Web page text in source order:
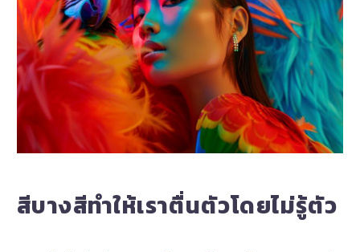
สีบางสีทำให้เราตื่นตัวโดยไม่รู้ตัว